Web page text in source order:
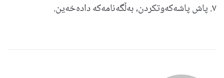
٧. پاش پاشه‌كه‌وتكردن، به‌ڵگه‌نامه‌كه داده‌خه‌ین.